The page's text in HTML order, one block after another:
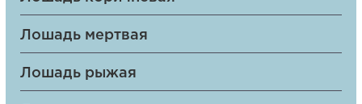
Лошадь мертвая
Лошадь рыжая